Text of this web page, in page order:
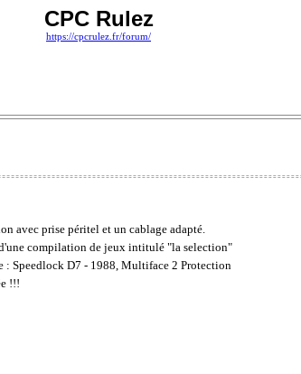
CPC Rulez
https://cpcrulez.fr/forum/
avec prise péritel et un cablage adapté.
compilation de jeux intitulé "la selection"
: Speedlock D7 - 1988, Multiface 2 Protection
!!!